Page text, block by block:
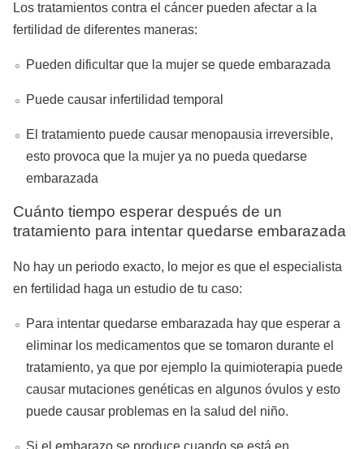
Los tratamientos contra el cáncer pueden afectar a la
fertilidad de diferentes maneras:
Pueden dificultar que la mujer se quede embarazada
Puede causar infertilidad temporal
El tratamiento puede causar menopausia irreversible,
esto provoca que la mujer ya no pueda quedarse
embarazada
Cuánto tiempo esperar después de un
tratamiento para intentar quedarse embarazada
No hay un periodo exacto, lo mejor es que el especialista
en fertilidad haga un estudio de tu caso:
Para intentar quedarse embarazada hay que esperar a
eliminar los medicamentos que se tomaron durante el
tratamiento, ya que por ejemplo la quimioterapia puede
causar mutaciones genéticas en algunos óvulos y esto
puede causar problemas en la salud del niño.
Si el embarazo se produce cuando se está en